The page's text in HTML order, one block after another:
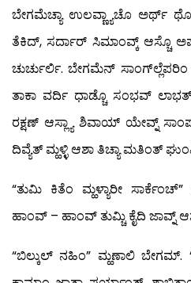
ಬೇಗಮೆಚ್ಯಾ ಉಲವ್ಣ್ಯಾಚೊ ಅರ್ಥ್
ತೆಕಿದ್, ಸರ್ದಾರ್ ಸಿಮಾಂವ್ಕ್
ಚುರ್ಚುರ್ಲಿ. ಬೇಗಮೆನ್
ತಾಕಾ ವರ್ದಿ ಧಾಡ್ಚೊ ಸಂಭವ್
ರಕ್ಷಣ್ ಆಸ್ಲ್ಯಾ ಶಿವಾಯ್ ಯೇವ್ನ್
ದಿವ್ಯೆತ್ ಮ್ಹಳ್ಳಿ ಆಶಾ ತಿಚ್ಯಾ ಮತಿಂತ್
“ತುಮಿ ಕಿತೆಂ ಮ್ಹಳ್ಯಾರೀ ಸಾರ್ಕೆಂಚ್”
ಹಾಂವ್ – ಹಾಂವ್ ತುಮ್ಚಿ ಕೈದಿ ಜಾವ್ನ್
“ಬಿಲ್ಕುಲ್ ನಹಿಂ” ಮ್ಹಣಾಲಿ ಬೇಗಮ್.